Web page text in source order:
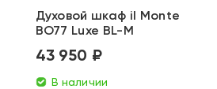
Духовой шкаф il Monte
BO77 Luxe BL-M
43 950 ₽
В наличии